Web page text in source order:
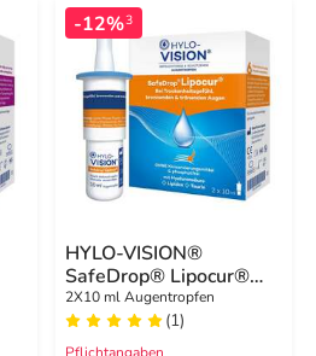
-12%3
HYLO-VISION®
SafeDrop® Lipocur®
Augentropfen
2X10 ml Augentropfen
(1)